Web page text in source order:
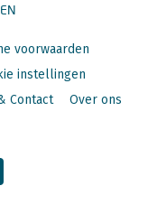
voorwaarden
instellingen
Contact Over ons